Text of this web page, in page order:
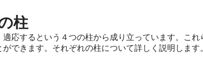
柱
応するという４つの柱から成り立っています。こ
できます。それぞれの柱について詳しく説明します。